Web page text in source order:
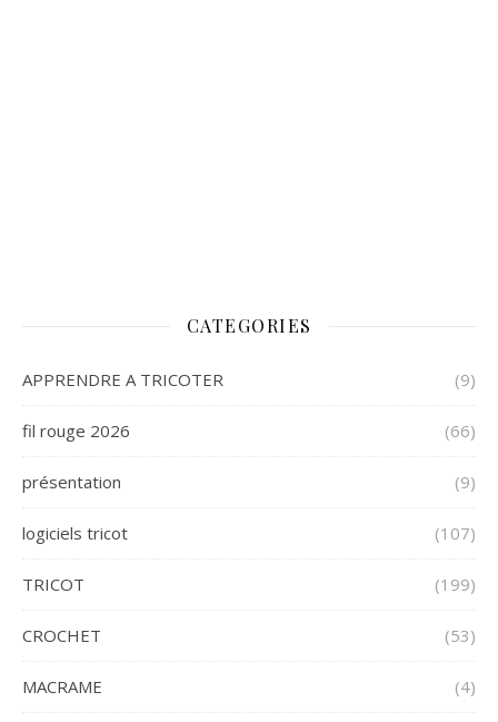
CATEGORIES
APPRENDRE A TRICOTER (9)
fil rouge 2026 (66)
présentation (9)
logiciels tricot (107)
TRICOT (199)
CROCHET (53)
MACRAME (4)